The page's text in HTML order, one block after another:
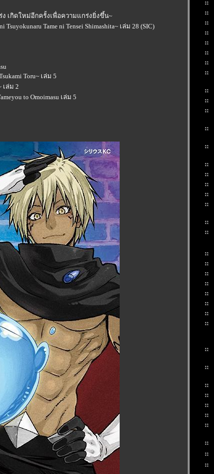
เกิดใหม่อีกครั้งเพื่อความแกร่งยิ่งขึ้น~
Tsuyokunaru Tame ni Tensei Shimashita~ เล่ม 28 (SIC)
Toru~ เล่ม 5
เล่ม 2
to Omoimasu เล่ม 5